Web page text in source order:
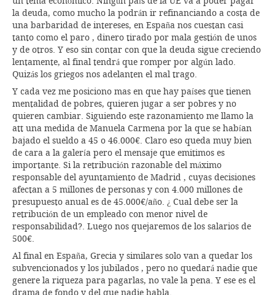
la deuda, como mucho la podrán ir refinanciando a costa de
una barbaridad de intereses, en España nos cuestan casi
tanto como el paro , dinero tirado por mala gestión de unos
y de otros. Y eso sin contar con que la deuda sigue creciendo
lentamente, al final tendrá que romper por algún lado.
Quizás los griegos nos adelanten el mal trago.
Y cada vez me posiciono mas en que hay países que tienen
mentalidad de pobres, quieren jugar a ser pobres y no
quieren cambiar. Siguiendo este razonamiento me llamo la
att una medida de Manuela Carmena por la que se habían
bajado el sueldo a 45 o 46.000€. Claro eso queda muy bien
de cara a la galería pero el mensaje que emitimos es
importante. Si la retribución razonable del máximo
responsable del ayuntamiento de Madrid , cuyas decisiones
afectan a 5 millones de personas y con 4.000 millones de
presupuesto anual es de 45.000€/año. ¿ Cual debe ser la
retribución de un empleado con menor nivel de
responsabilidad?. Luego nos quejaremos de los salarios de
500€.
Al final en España, Grecia y similares solo van a quedar los
subvencionados y los jubilados , pero no quedará nadie que
genere la riqueza para pagarlas, no vale la pena. Y ese es el
drama de fondo y del que nadie habla.